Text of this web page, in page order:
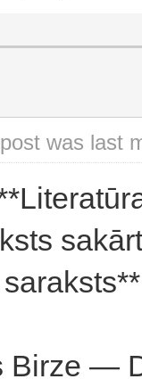
was last
Birze —